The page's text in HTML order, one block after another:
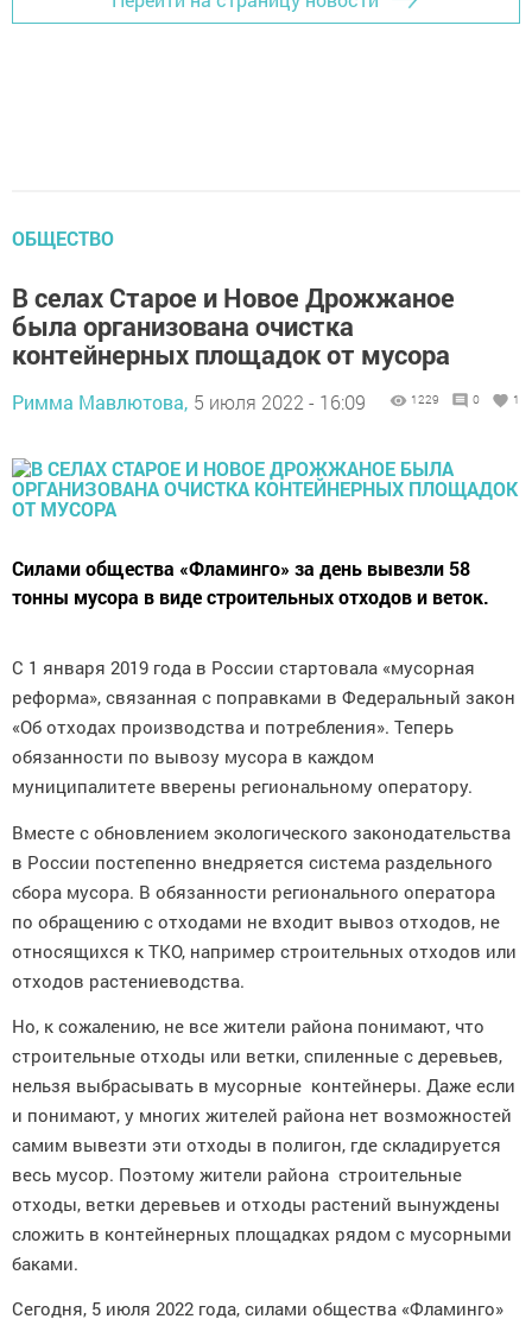
ОБЩЕСТВО
В селах Старое и Новое Дрожжаное
была организована очистка
контейнерных площадок от мусора
Римма Мавлютова, 5 июля 2022 - 16:09 1229 0 1
Силами общества «Фламинго» за день вывезли 58
тонны мусора в виде строительных отходов и веток.
С 1 января 2019 года в России стартовала «мусорная
реформа», связанная с поправками в Федеральный закон
«Об отходах производства и потребления». Теперь
обязанности по вывозу мусора в каждом
муниципалитете вверены региональному оператору.
Вместе с обновлением экологического законодательства
в России постепенно внедряется система раздельного
сбора мусора. В обязанности регионального оператора
по обращению с отходами не входит вывоз отходов, не
относящихся к ТКО, например строительных отходов или
отходов растениеводства.
Но, к сожалению, не все жители района понимают, что
строительные отходы или ветки, спиленные с деревьев,
нельзя выбрасывать в мусорные контейнеры. Даже если
и понимают, у многих жителей района нет возможностей
самим вывезти эти отходы в полигон, где складируется
весь мусор. Поэтому жители района строительные
отходы, ветки деревьев и отходы растений вынуждены
сложить в контейнерных площадках рядом с мусорными
баками.
Сегодня, 5 июля 2022 года, силами общества «Фламинго»